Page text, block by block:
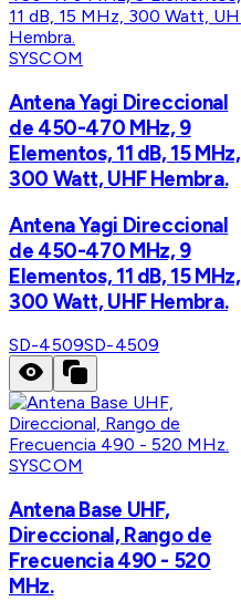
SYSCOM
Antena Yagi Direccional
de 450-470 MHz, 9
Elementos, 11 dB, 15 MHz,
300 Watt, UHF Hembra.
Antena Yagi Direccional
de 450-470 MHz, 9
Elementos, 11 dB, 15 MHz,
300 Watt, UHF Hembra.
SD-4509SD-4509
SYSCOM
Antena Base UHF,
Direccional, Rango de
Frecuencia 490 - 520
MHz.